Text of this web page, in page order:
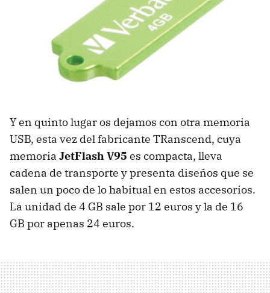
Y en quinto lugar os dejamos con otra memoria
USB, esta vez del fabricante TRanscend, cuya
memoria JetFlash V95 es compacta, lleva
cadena de transporte y presenta diseños que se
salen un poco de lo habitual en estos accesorios.
La unidad de 4 GB sale por 12 euros y la de 16
GB por apenas 24 euros.